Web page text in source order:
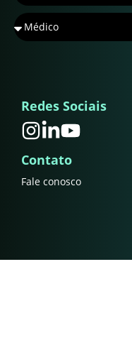
Redes Sociais
Contato
Fale conosco